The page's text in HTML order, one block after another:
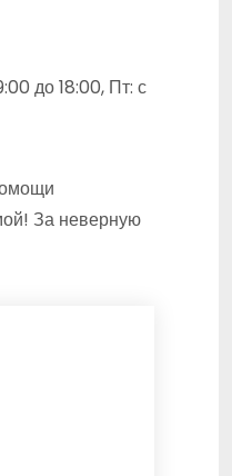
до 18:00, Пт: с
За неверную